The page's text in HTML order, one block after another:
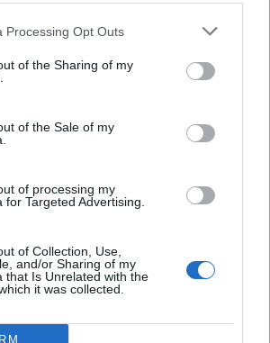
Processing Opt Outs
of the Sharing of my
of the Sale of my
of processing my
for Targeted Advertising.
of Collection, Use,
and/or Sharing of my
that Is Unrelated with the
it was collected.
di correre il rischio?
casa è ancora difficile fidarsi
c'entrano nulla le maligne voci
parlano di Scansuolo.
innervosita dal pareggio
E tra il rischio di un
e quello della ribalta del
il consiglio, stavolta, è di non
incertezza di troppo negli